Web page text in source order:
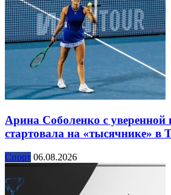
Арина Соболенко с уверенной
стартовала на «тысячнике» в
Спорт 06.08.2026